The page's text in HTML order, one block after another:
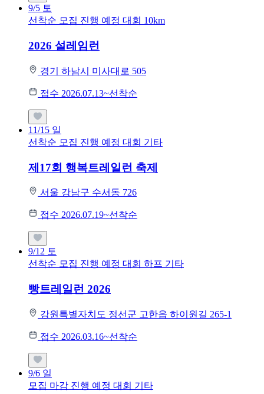
9/5 토
선착순 모집 진행 예정 대회 10km
2026 설레임런
경기 하남시 미사대로 505
접수 2026.07.13~선착순
11/15 일
선착순 모집 진행 예정 대회 기타
제17회 행복트레일런 축제
서울 강남구 수서동 726
접수 2026.07.19~선착순
9/12 토
선착순 모집 진행 예정 대회 하프 기타
빵트레일런 2026
강원특별자치도 정선군 고한읍 하이원길 265-1
접수 2026.03.16~선착순
9/6 일
모집 마감 진행 예정 대회 기타